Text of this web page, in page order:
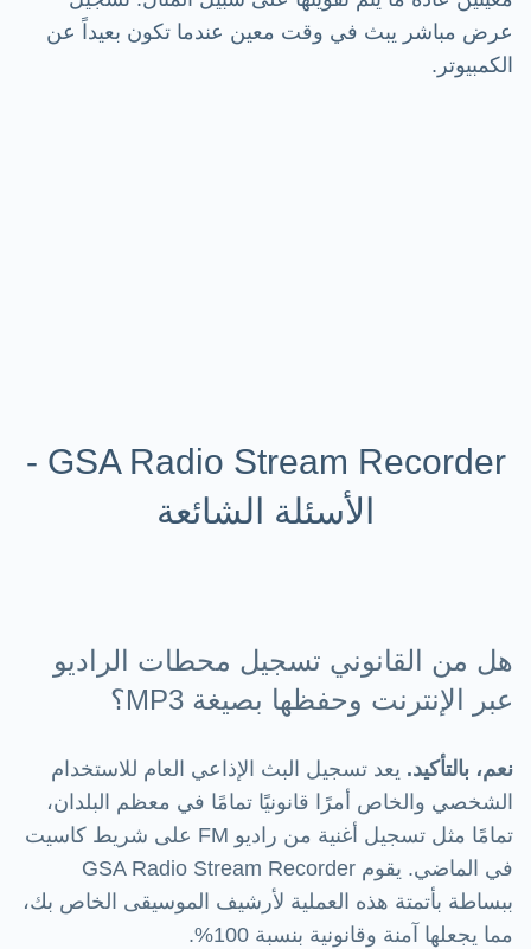
عرض مباشر يبث في وقت معين عندما تكون بعيداً عن
الكمبيوتر.
GSA Radio Stream Recorder -
الأسئلة الشائعة
هل من القانوني تسجيل محطات الراديو
عبر الإنترنت وحفظها بصيغة MP3؟
نعم، بالتأكيد. يعد تسجيل البث الإذاعي العام للاستخدام
الشخصي والخاص أمرًا قانونيًا تمامًا في معظم البلدان،
تمامًا مثل تسجيل أغنية من راديو FM على شريط كاسيت
في الماضي. يقوم GSA Radio Stream Recorder
ببساطة بأتمتة هذه العملية لأرشيف الموسيقى الخاص بك،
مما يجعلها آمنة وقانونية بنسبة 100%.